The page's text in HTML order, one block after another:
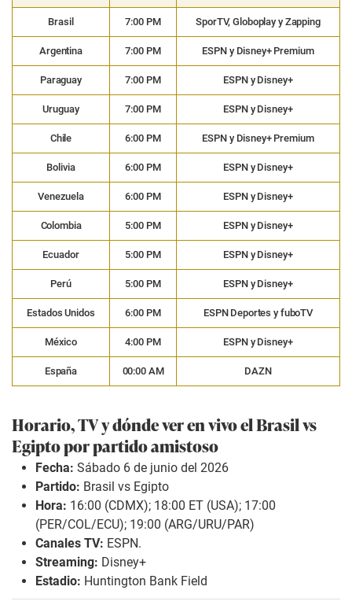
Brasil 7:00 PM SporTV, Globoplay y Zapping
Argentina 7:00 PM ESPN y Disney+ Premium
Paraguay 7:00 PM ESPN y Disney+
Uruguay 7:00 PM ESPN y Disney+
Chile 6:00 PM ESPN y Disney+ Premium
Bolivia 6:00 PM ESPN y Disney+
Venezuela 6:00 PM ESPN y Disney+
Colombia 5:00 PM ESPN y Disney+
Ecuador 5:00 PM ESPN y Disney+
Perú 5:00 PM ESPN y Disney+
Estados Unidos 6:00 PM ESPN Deportes y fuboTV
México 4:00 PM ESPN y Disney+
España 00:00 AM DAZN
Horario, TV y dónde ver en vivo el Brasil vs
Egipto por partido amistoso
Fecha: Sábado 6 de junio del 2026
Partido: Brasil vs Egipto
Hora: 16:00 (CDMX); 18:00 ET (USA); 17:00
(PER/COL/ECU); 19:00 (ARG/URU/PAR)
Canales TV: ESPN.
Streaming: Disney+
Estadio: Huntington Bank Field